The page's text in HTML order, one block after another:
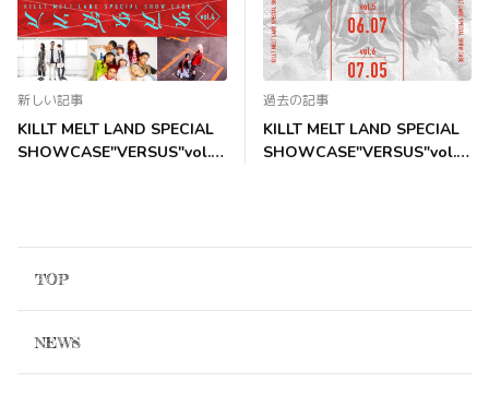
新しい記事
KILLT MELT LAND SPECIAL
SHOWCASE"VERSUS"vol.4
過去の記事
KILLT MELT LAND SPECIAL
SHOWCASE"VERSUS"vol.4/
TOP
NEWS